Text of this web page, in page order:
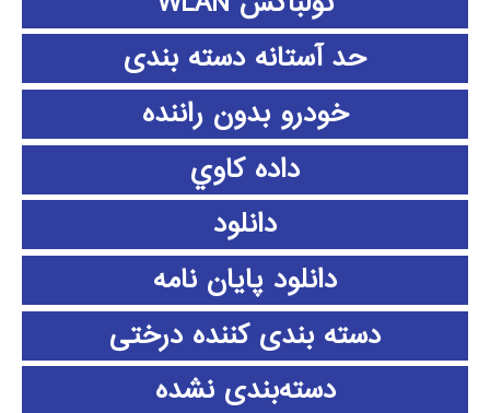
حد آستانه دسته بندی
خودرو بدون راننده
داده كاوي
دانلود
دانلود پايان نامه
دسته بندی کننده درختی
دسته‌بندی نشده